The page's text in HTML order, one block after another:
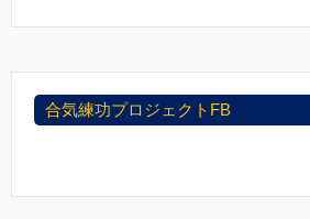
合気練功プロジェクトFB